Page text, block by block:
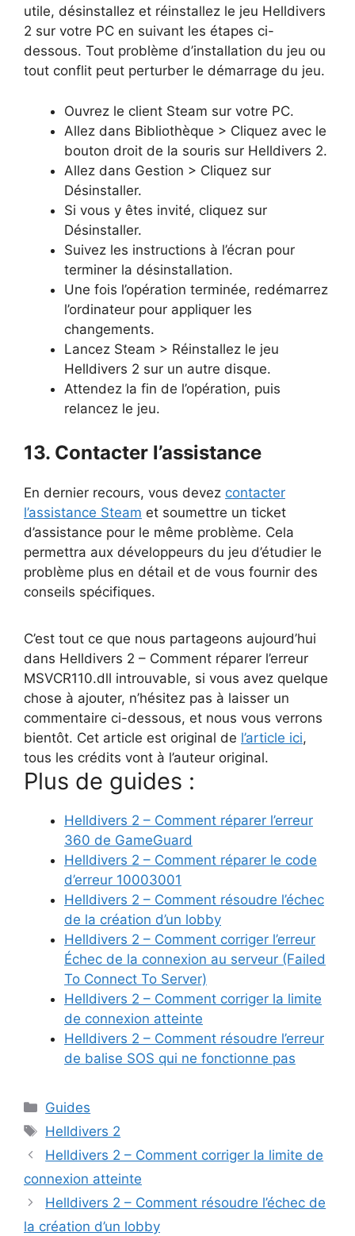
utile, désinstallez et réinstallez le jeu Helldivers
2 sur votre PC en suivant les étapes ci-
dessous. Tout problème d’installation du jeu ou
tout conflit peut perturber le démarrage du jeu.
Ouvrez le client Steam sur votre PC.
Allez dans Bibliothèque > Cliquez avec le
bouton droit de la souris sur Helldivers 2.
Allez dans Gestion > Cliquez sur
Désinstaller.
Si vous y êtes invité, cliquez sur
Désinstaller.
Suivez les instructions à l’écran pour
terminer la désinstallation.
Une fois l’opération terminée, redémarrez
l’ordinateur pour appliquer les
changements.
Lancez Steam > Réinstallez le jeu
Helldivers 2 sur un autre disque.
Attendez la fin de l’opération, puis
relancez le jeu.
13. Contacter l’assistance
En dernier recours, vous devez contacter
l’assistance Steam et soumettre un ticket
d’assistance pour le même problème. Cela
permettra aux développeurs du jeu d’étudier le
problème plus en détail et de vous fournir des
conseils spécifiques.
C’est tout ce que nous partageons aujourd’hui
dans Helldivers 2 – Comment réparer l’erreur
MSVCR110.dll introuvable, si vous avez quelque
chose à ajouter, n’hésitez pas à laisser un
commentaire ci-dessous, et nous vous verrons
bientôt. Cet article est original de l’article ici,
tous les crédits vont à l’auteur original.
Plus de guides :
Helldivers 2 – Comment réparer l’erreur
360 de GameGuard
Helldivers 2 – Comment réparer le code
d’erreur 10003001
Helldivers 2 – Comment résoudre l’échec
de la création d’un lobby
Helldivers 2 – Comment corriger l’erreur
Échec de la connexion au serveur (Failed
To Connect To Server)
Helldivers 2 – Comment corriger la limite
de connexion atteinte
Helldivers 2 – Comment résoudre l’erreur
de balise SOS qui ne fonctionne pas
Catégories
Guides
Étiquettes
Helldivers 2
Helldivers 2 – Comment corriger la limite de
connexion atteinte
Helldivers 2 – Comment résoudre l’échec de
la création d’un lobby